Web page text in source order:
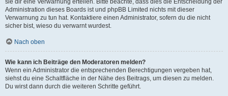
sie dir eine Verwarnung erteilen. Bitte beachte, dass dies die Entscheidung der
Administration dieses Boards ist und phpBB Limited nichts mit dieser
Verwarnung zu tun hat. Kontaktiere einen Administrator, sofern du die nicht
sicher bist, wieso du verwarnt wurdest.
Nach oben
Wie kann ich Beiträge den Moderatoren melden?
Wenn ein Administrator die entsprechenden Berechtigungen vergeben hat,
siehst du eine Schaltfläche in der Nähe des Beitrags, um diesen zu melden.
Du wirst dann durch die weiteren Schritte geführt.